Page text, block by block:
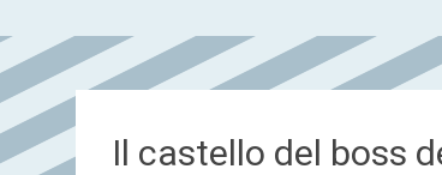
Il castello del boss